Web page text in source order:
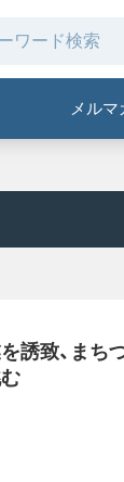
メル
誘致、まち